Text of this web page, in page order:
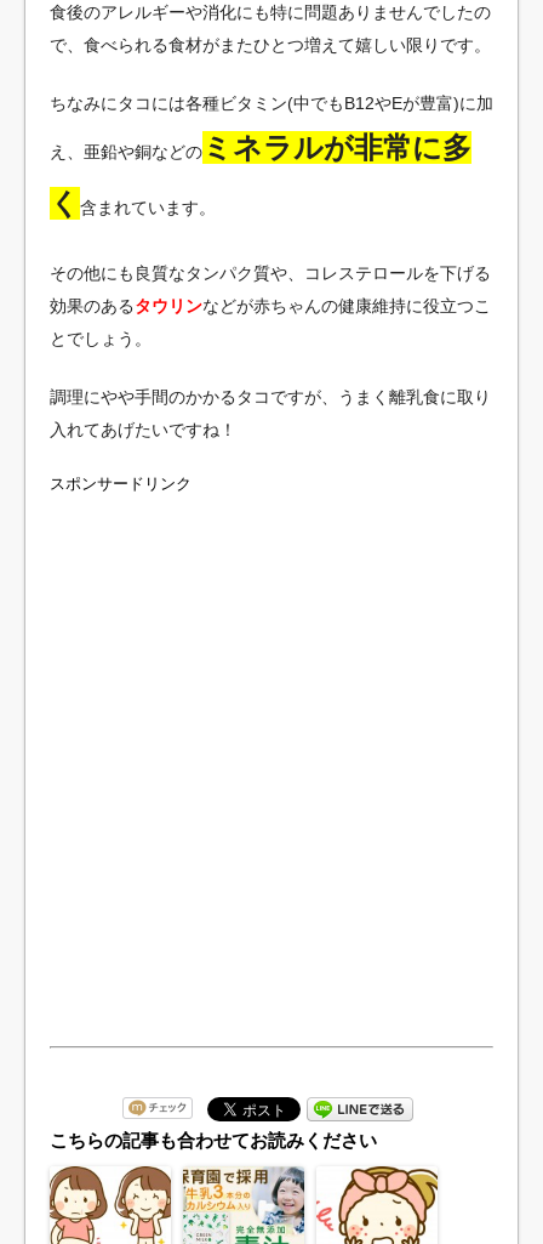
食後のアレルギーや消化にも特に問題ありませんでしたの
で、食べられる食材がまたひとつ増えて嬉しい限りです。
ちなみにタコには各種ビタミン(中でもB12やEが豊富)に加
え、亜鉛や銅などの ミネラルが非常に多
く 含まれています。
その他にも良質なタンパク質や、コレステロールを下げる
効果のあるタウリンなどが赤ちゃんの健康維持に役立つこ
とでしょう。
調理にやや手間のかかるタコですが、うまく離乳食に取り
入れてあげたいですね！
スポンサードリンク
こちらの記事も合わせてお読みください